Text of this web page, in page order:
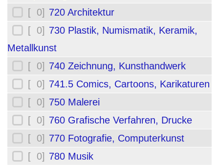
[ 0] 720 Architektur
[ 0] 730 Plastik, Numismatik, Keramik,
Metallkunst
[ 0] 740 Zeichnung, Kunsthandwerk
[ 0] 741.5 Comics, Cartoons, Karikaturen
[ 0] 750 Malerei
[ 0] 760 Grafische Verfahren, Drucke
[ 0] 770 Fotografie, Computerkunst
[ 0] 780 Musik